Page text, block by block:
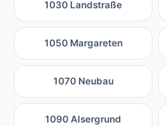
1030 Landstraße
1050 Margareten
1070 Neubau
1090 Alsergrund